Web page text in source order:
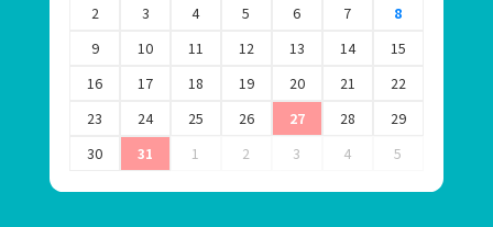
2
3 4 5 6 7
8
9
10 11 12 13 14
15
16
17 18 19 20 21
22
23
24 25 26 27 28
29
30
31 1 2 3 4 5